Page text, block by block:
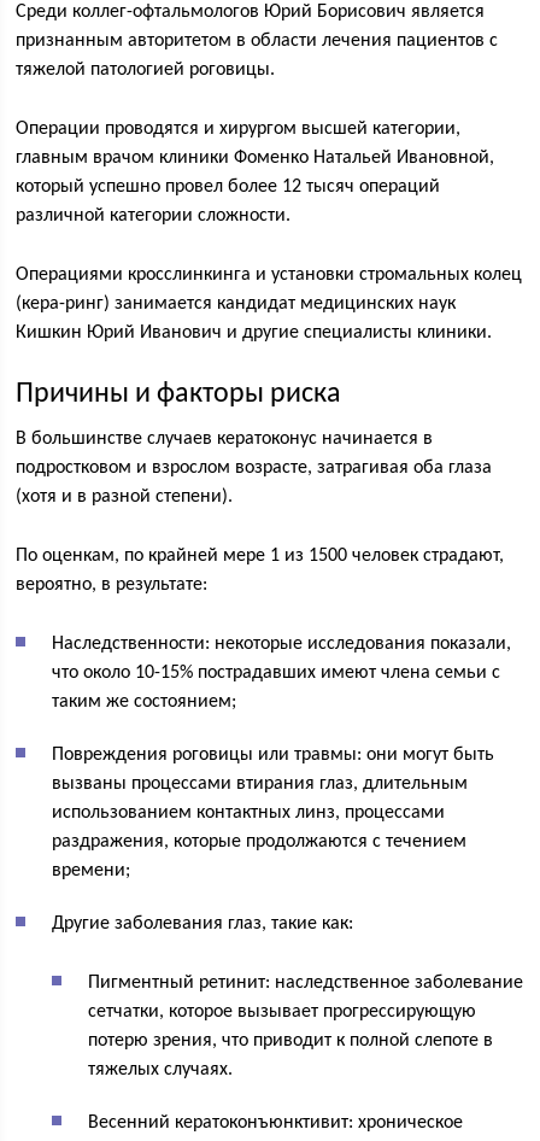
Среди коллег-офтальмологов Юрий Борисович является
признанным авторитетом в области лечения пациентов с
тяжелой патологией роговицы.
Операции проводятся и хирургом высшей категории,
главным врачом клиники Фоменко Натальей Ивановной,
который успешно провел более 12 тысяч операций
различной категории сложности.
Операциями кросслинкинга и установки стромальных колец
(кера-ринг) занимается кандидат медицинских наук
Кишкин Юрий Иванович и другие специалисты клиники.
Причины и факторы риска
В большинстве случаев кератоконус начинается в
подростковом и взрослом возрасте, затрагивая оба глаза
(хотя и в разной степени).
По оценкам, по крайней мере 1 из 1500 человек страдают,
вероятно, в результате:
Наследственности: некоторые исследования показали,
что около 10-15% пострадавших имеют члена семьи с
таким же состоянием;
Повреждения роговицы или травмы: они могут быть
вызваны процессами втирания глаз, длительным
использованием контактных линз, процессами
раздражения, которые продолжаются с течением
времени;
Другие заболевания глаз, такие как:
Пигментный ретинит: наследственное заболевание
сетчатки, которое вызывает прогрессирующую
потерю зрения, что приводит к полной слепоте в
тяжелых случаях.
Весенний кератоконъюнктивит: хроническое